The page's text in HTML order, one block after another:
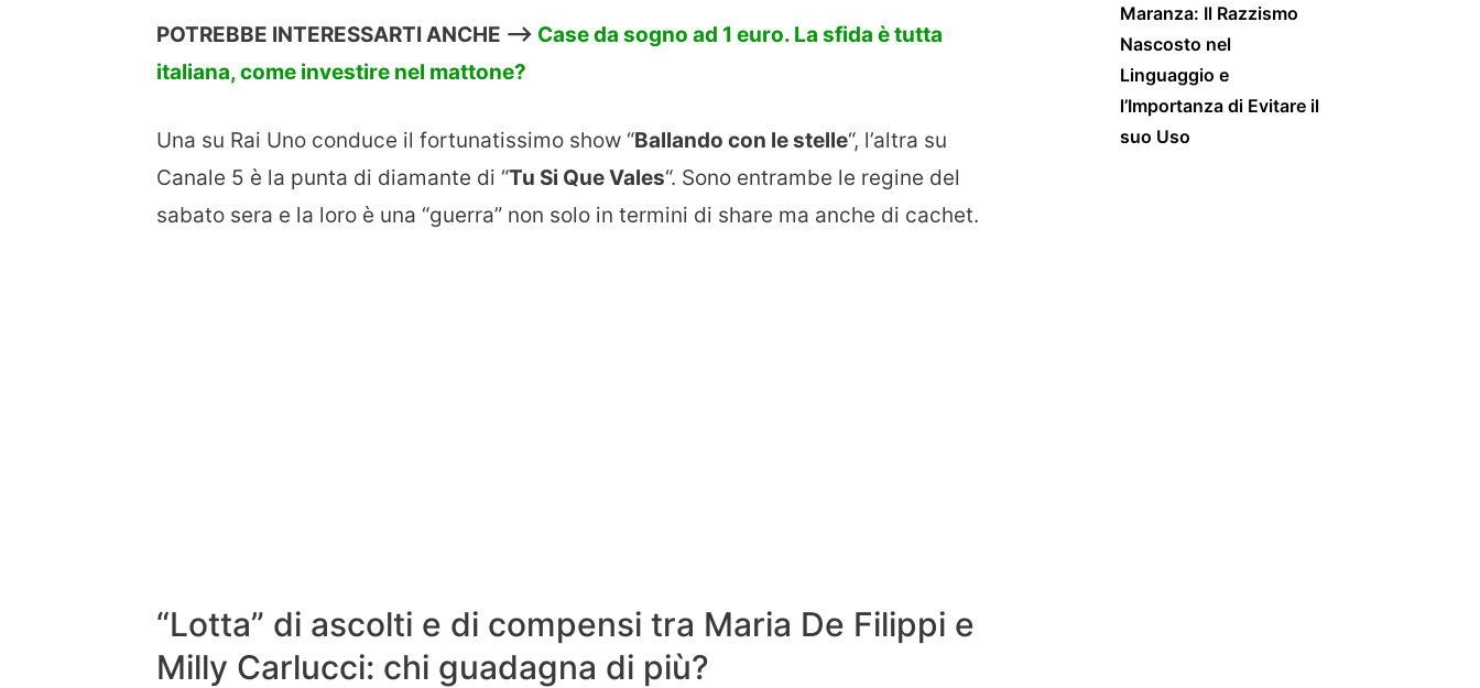
POTREBBE INTERESSARTI ANCHE —-> Case da sogno ad 1 euro. La sfida è tutta
italiana, come investire nel mattone?
Una su Rai Uno conduce il fortunatissimo show “Ballando con le stelle“, l’altra su
Canale 5 è la punta di diamante di “Tu Si Que Vales“. Sono entrambe le regine del
sabato sera e la loro è una “guerra” non solo in termini di share ma anche di cachet.
“Lotta” di ascolti e di compensi tra Maria De Filippi e
Milly Carlucci: chi guadagna di più?
Maranza: Il Razzismo
Nascosto nel
Linguaggio e
l’Importanza di Evitare il
suo Uso